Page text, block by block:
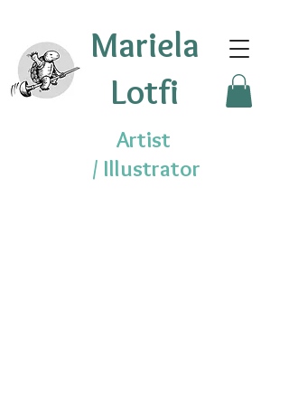
Mariela
Lotfi
Artist
/ Illustrator